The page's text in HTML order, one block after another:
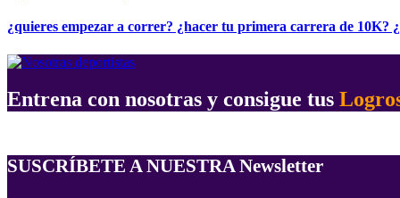
¿quieres empezar a correr? ¿hacer tu primera carrera de 10K?
Entrena con nosotras y consigue tus
SUSCRÍBETE A NUESTRA Newsletter